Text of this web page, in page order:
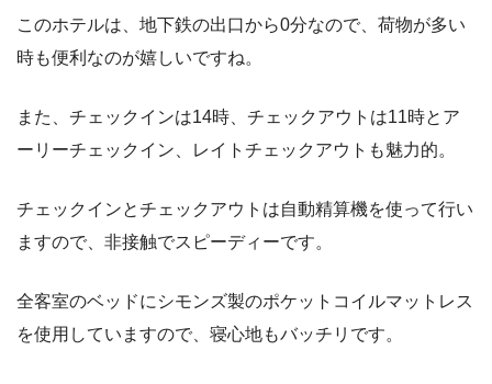
このホテルは、地下鉄の出口から0分なので、荷物が多い
時も便利なのが嬉しいですね。
また、チェックインは14時、チェックアウトは11時とア
ーリーチェックイン、レイトチェックアウトも魅力的。
チェックインとチェックアウトは自動精算機を使って行い
ますので、非接触でスピーディーです。
全客室のベッドにシモンズ製のポケットコイルマットレス
を使用していますので、寝心地もバッチリです。